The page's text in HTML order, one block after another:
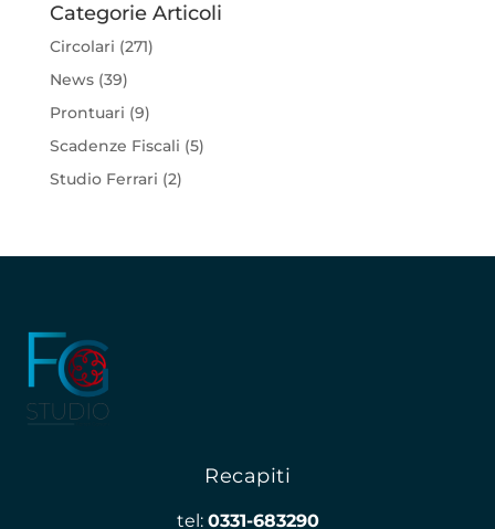
Categorie Articoli
Circolari (271)
News(39)
Prontuari (9)
Scadenze Fiscali (5)
Studio Ferrari (2)
Recapiti
tel: 0331-683290